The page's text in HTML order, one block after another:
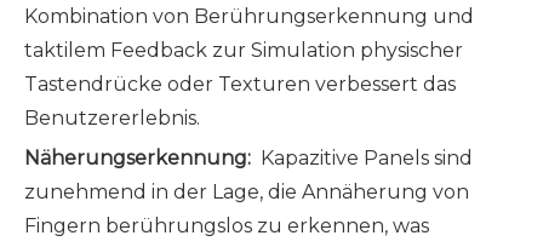
Kombination von Berührungserkennung und
taktilem Feedback zur Simulation physischer
Tastendrücke oder Texturen verbessert das
Benutzererlebnis.
Näherungserkennung: Kapazitive Panels sind
zunehmend in der Lage, die Annäherung von
Fingern berührungslos zu erkennen, was